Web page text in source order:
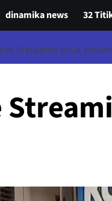
dinamika news 32
STREAMING BUGIL